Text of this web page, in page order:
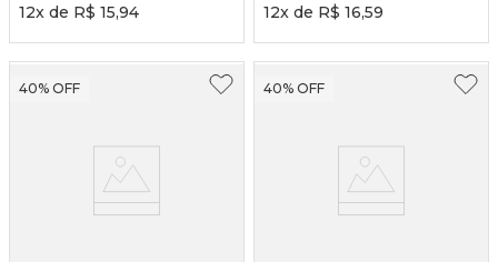
12x de R$ 15,94
12x de R$ 16,59
40% OFF 40% OFF